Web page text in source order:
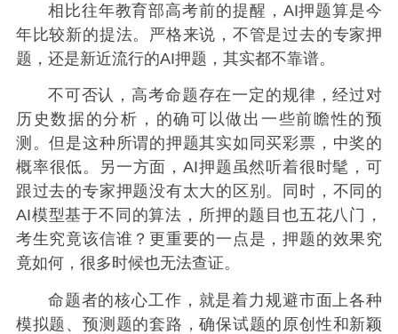
相比往年教育部高考前的提醒，AI押题算是今
年比较新的提法。 严格来说，不管是过去的专家押
题，还是新近流行的AI押题，其实都不靠谱。
不可否认，高考命题存在一定的规律，经过对
历史数据的分析，的确可以做出一些前瞻性的预
测。但是这种所谓的押题其实如同买彩票，中奖的
概率很低。另一方面，AI押题虽然听着很时髦，可
跟过去的专家押题没有太大的区别。同时，不同的
AI模型基于不同的算法，所押的题目也五花八门，
考生究竟该信谁？ 更重要的一点是，押题的效果究
竟如何，很多时候也无法查证。
命题者的核心工作，就是着力规避市面上各种
模拟题、预测题的套路，确保试题的原创性和新颖